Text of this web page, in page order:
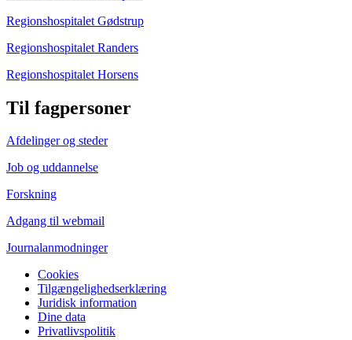
Regionshospitalet Gødstrup
Regionshospitalet Randers
Regionshospitalet Horsens
Til fagpersoner
Afdelinger og steder
Job og uddannelse
Forskning
Adgang til webmail
Journalanmodninger
Cookies
Tilgængelighedserklæring
Juridisk information
Dine data
Privatlivspolitik